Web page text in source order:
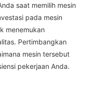
saat memilih mesin
pada mesin
menemukan
Pertimbangkan
mesin tersebut
pekerjaan Anda.